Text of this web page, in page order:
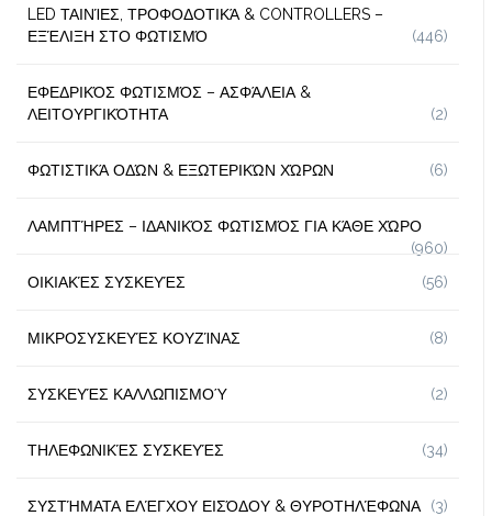
LED ΤΑΙΝΊΕΣ, ΤΡΟΦΟΔΟΤΙΚΆ & CONTROLLERS –
ΕΞΈΛΙΞΗ ΣΤΟ ΦΩΤΙΣΜΌ
(446)
ΕΦΕΔΡΙΚΌΣ ΦΩΤΙΣΜΌΣ – ΑΣΦΆΛΕΙΑ &
ΛΕΙΤΟΥΡΓΙΚΌΤΗΤΑ
(2)
ΦΩΤΙΣΤΙΚΆ ΟΔΏΝ & ΕΞΩΤΕΡΙΚΏΝ ΧΏΡΩΝ (6)
ΛΑΜΠΤΉΡΕΣ – ΙΔΑΝΙΚΌΣ ΦΩΤΙΣΜΌΣ ΓΙΑ ΚΆΘΕ ΧΏΡΟ
(960)
ΟΙΚΙΑΚΈΣ ΣΥΣΚΕΥΈΣ
(56)
ΜΙΚΡΟΣΥΣΚΕΥΈΣ ΚΟΥΖΊΝΑΣ (8)
ΣΥΣΚΕΥΈΣ ΚΑΛΛΩΠΙΣΜΟΎ (2)
ΤΗΛΕΦΩΝΙΚΈΣ ΣΥΣΚΕΥΈΣ (34)
ΣΥΣΤΉΜΑΤΑ ΕΛΈΓΧΟΥ ΕΙΣΌΔΟΥ & ΘΥΡΟΤΗΛΈΦΩΝΑ (3)